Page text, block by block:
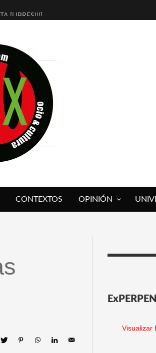
[LIBRES!!!]
ZAMORA
CLAUDIO TOLCACHIR
DEL TOMATAZO
3.0] EN EXVITA
[RELATIVA SENCILLEZ]
A SERRAT
CONTEXTOS OPINIÓN
Visualizar